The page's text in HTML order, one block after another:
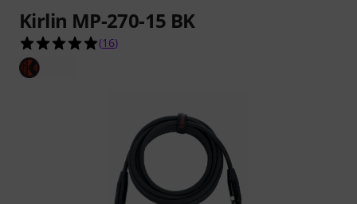
Kirlin MP-270-15 BK
5.0 von 5 Sternen aus 16 Kundenbewertungen
(16)